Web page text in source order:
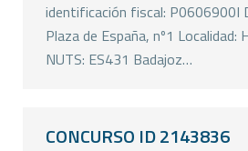
identificación fiscal: P0606900I
Plaza de España, nº1 Localidad:
NUTS: ES431 Badajoz…
CONCURSO ID 2143836